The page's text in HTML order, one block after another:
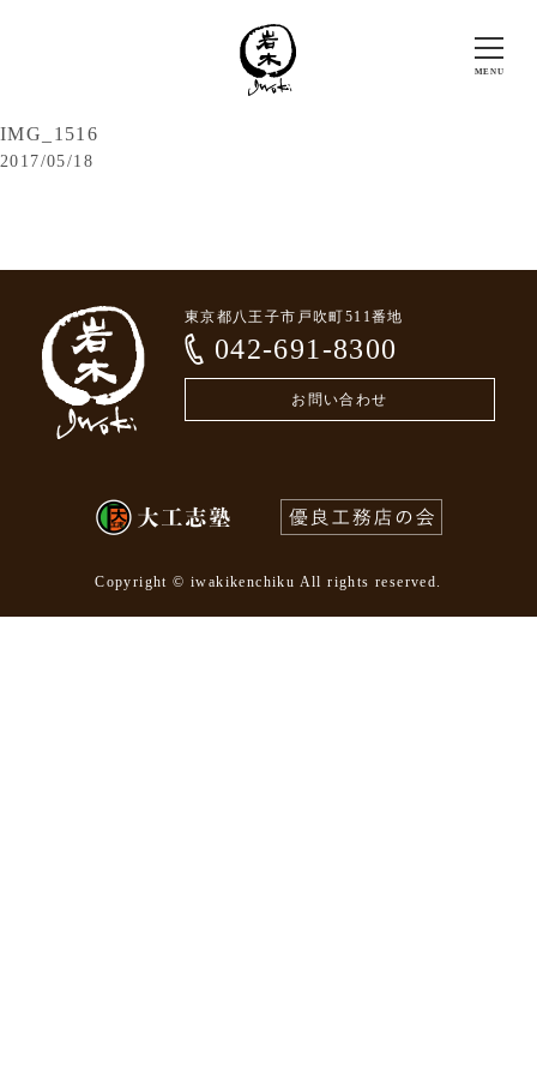
IMG_1516
2017/05/18
東京都八王子市戸吹町511番地
042-691-8300
お問い合わせ
Copyright © iwakikenchiku All rights reserved.